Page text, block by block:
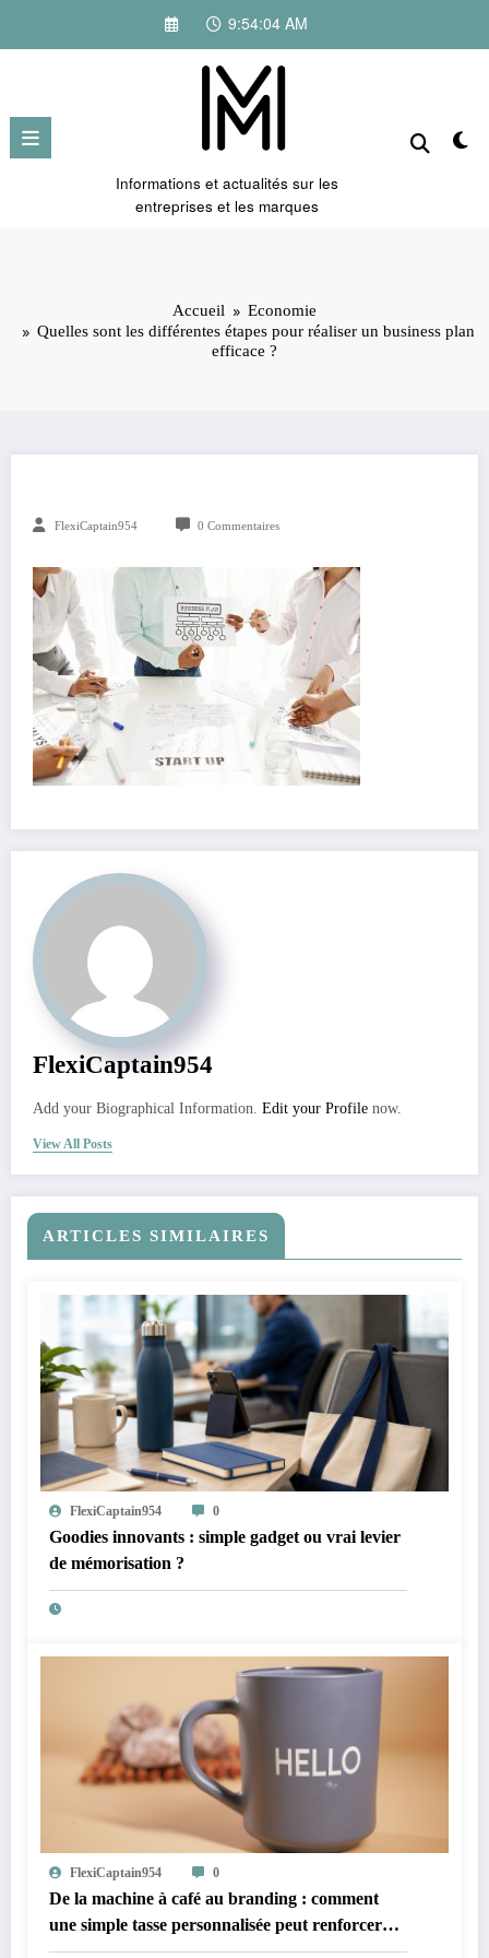
contenu
9:54:05 AM
Informations et actualités sur les
entreprises et les marques
Accueil
Economie
Quelles sont les différentes étapes pour réaliser un business plan
efficace ?
FlexiCaptain954 0 Commentaires
FlexiCaptain954
Add your Biographical Information. Edit your Profile now.
View All Posts
ARTICLES SIMILAIRES
FlexiCaptain954 0
Goodies innovants : simple gadget ou vrai levier
de mémorisation ?
FlexiCaptain954 0
De la machine à café au branding : comment
une simple tasse personnalisée peut renforcer
votre image de marque